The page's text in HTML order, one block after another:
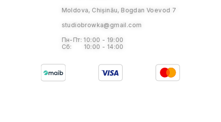
Moldova, Chișinău, Bogdan Voevod 7
studiobrowka@gmail.com
Пн-Пт: 10:00 - 19:00
Сб: 10:00 - 14:00